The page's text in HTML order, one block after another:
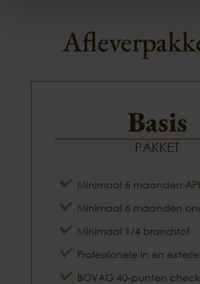
Basis
PAKKET
Minimaal 6 maanden
Minimaal 6 maanden
Minimaal 1/4 brandstof
Professionele in en
BOVAG 40-punten check